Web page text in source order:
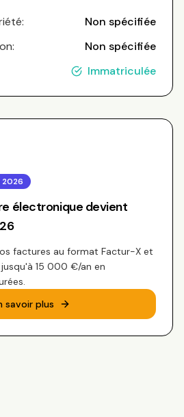
Non spécifiée
Non spécifiée
Immatriculée
électronique devient
factures au format Factur-X et
15 000 €/an en
savoir plus